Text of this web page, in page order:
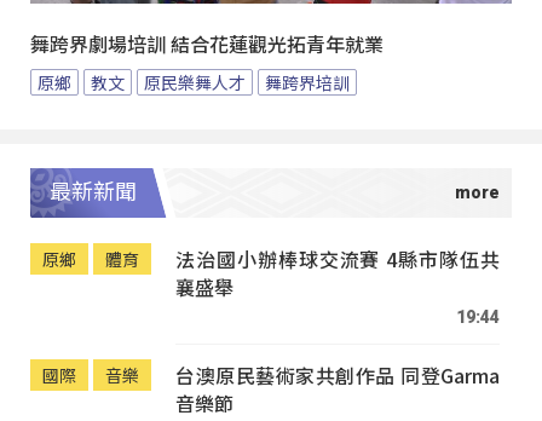
舞跨界劇場培訓 結合花蓮觀光拓青年就業
原鄉 教文 原民樂舞人才 舞跨界培訓
最新新聞
原鄉 體育
法治國小辦棒球交流賽 4縣市隊伍共
襄盛舉
19:44
國際 音樂
台澳原民藝術家共創作品 同登Garma
音樂節